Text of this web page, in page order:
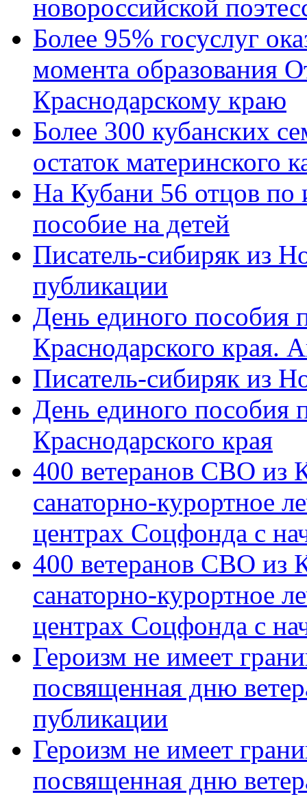
новороссийской
Более 95% госуслуг
момента образования
Краснодарскому краю
Более 300 кубанских
остаток материнского
На Кубани 56 отцов по
пособие на детей
Писатель-сибиряк из
публикации
День единого пособия
Краснодарского края.
Писатель-сибиряк из
День единого пособия
Краснодарского края
400 ветеранов СВО из
санаторно-курортное
центрах Соцфонда с
400 ветеранов СВО из
санаторно-курортное
центрах Соцфонда с
Героизм не имеет
посвященная дню
публикации
Героизм не имеет
посвященная дню